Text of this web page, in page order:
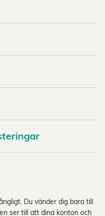
Du vänder dig bara till
ser till att dina konton och